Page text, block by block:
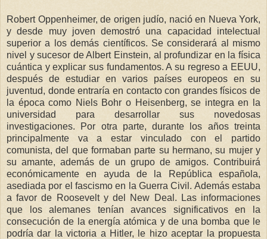
Robert Oppenheimer, de origen judío, nació en Nueva York,
y desde muy joven demostró una capacidad intelectual
superior a los demás científicos. Se considerará al mismo
nivel y sucesor de Albert Einstein, al profundizar en la física
cuántica y explicar sus fundamentos. A su regreso a EEUU,
después de estudiar en varios países europeos en su
juventud, donde entraría en contacto con grandes físicos de
la época como Niels Bohr o Heisenberg, se integra en la
universidad para desarrollar sus novedosas
investigaciones. Por otra parte, durante los años treinta
principalmente va a estar vinculado con el partido
comunista, del que formaban parte su hermano, su mujer y
su amante, además de un grupo de amigos. Contribuirá
económicamente en ayuda de la República española,
asediada por el fascismo en la Guerra Civil. Además estaba
a favor de Roosevelt y del New Deal. Las informaciones
que los alemanes tenían avances significativos en la
consecución de la energía atómica y de una bomba que le
podría dar la victoria a Hitler, le hizo aceptar la propuesta